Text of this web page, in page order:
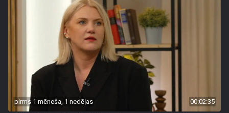
pirms 1 mēneša, 1 nedēļas 00:02:35